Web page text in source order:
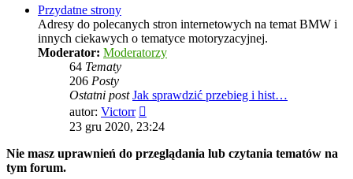
Przydatne strony
Adresy do polecanych stron internetowych na temat BMW i
innych ciekawych o tematyce motoryzacyjnej.
Moderator: Moderatorzy
64 Tematy
206 Posty
Ostatni post Jak sprawdzić przebieg i hist…
autor: Victorr
najnowszy
23 gru 2020, 23:24
Nie masz uprawnień do przeglądania lub czytania tematów na
tym forum.